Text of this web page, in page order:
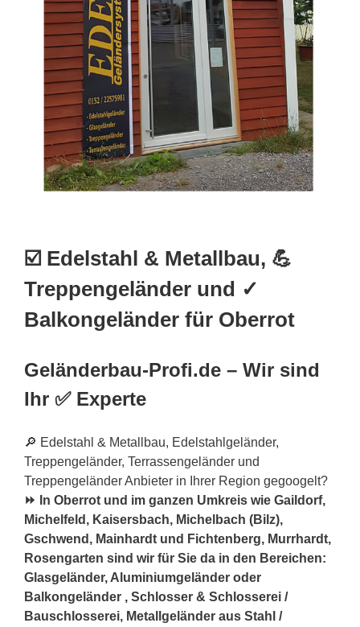
☑️ Edelstahl & Metallbau, 💪
Treppengeländer und ✓
Balkongeländer für Oberrot
Geländerbau-Profi.de – Wir sind
Ihr ✅ Experte
🔎 Edelstahl & Metallbau, Edelstahlgeländer,
Treppengeländer, Terrassengeländer und
Treppengeländer Anbieter in Ihrer Region gegoogelt?
⏩ In Oberrot und im ganzen Umkreis wie Gaildorf,
Michelfeld, Kaisersbach, Michelbach (Bilz),
Gschwend, Mainhardt und Fichtenberg, Murrhardt,
Rosengarten sind wir für Sie da in den Bereichen:
Glasgeländer, Aluminiumgeländer oder
Balkongeländer , Schlosser & Schlosserei /
Bauschlosserei, Metallgeländer aus Stahl /